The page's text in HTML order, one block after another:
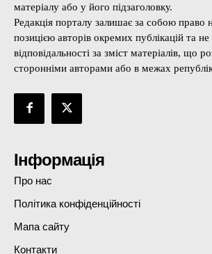
матеріалу або у його підзаголовку.
Редакція порталу залишає за собою право
позицією авторів окремих публікацій та не
відповідальності за зміст матеріалів, що
сторонніми авторами або в межах
Інформація
Про нас
Політика конфіденційності
Мапа сайту
Контакти